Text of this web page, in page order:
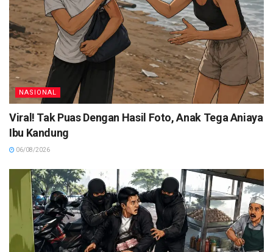
NASIONAL
Viral! Tak Puas Dengan Hasil Foto, Anak Tega Aniaya
Ibu Kandung
06/08/2026